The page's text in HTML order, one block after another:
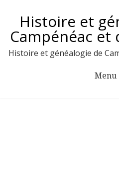
contenuHistoire et
Campénéac et
Histoire et généalogie de
Menu